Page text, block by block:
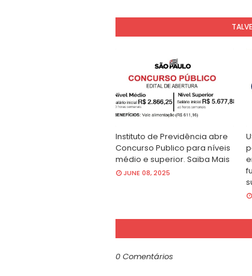
Instituto de Previdência abre
Concurso Publico para níveis
médio e superior. Saiba Mais
JUNE 08, 2025
0 Comentários